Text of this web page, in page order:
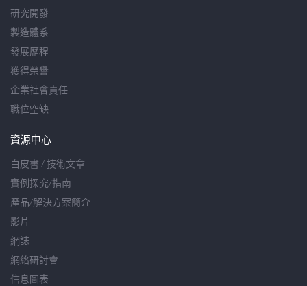
研究開發
製造體系
發展歷程
獲得榮譽
企業社會責任
職位空缺
資源中心
白皮書 / 技術文章
實例探究/指南
產品/解決方案簡介
影片
網誌
網絡研討會
信息圖表